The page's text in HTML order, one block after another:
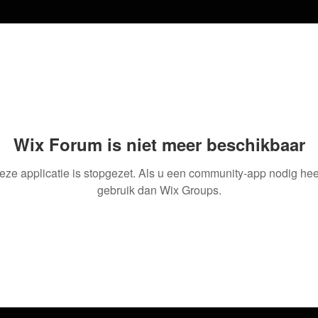
Wix Forum is niet meer beschikbaar
applicatie is stopgezet. Als u een community-app nodig
gebruik dan Wix Groups.